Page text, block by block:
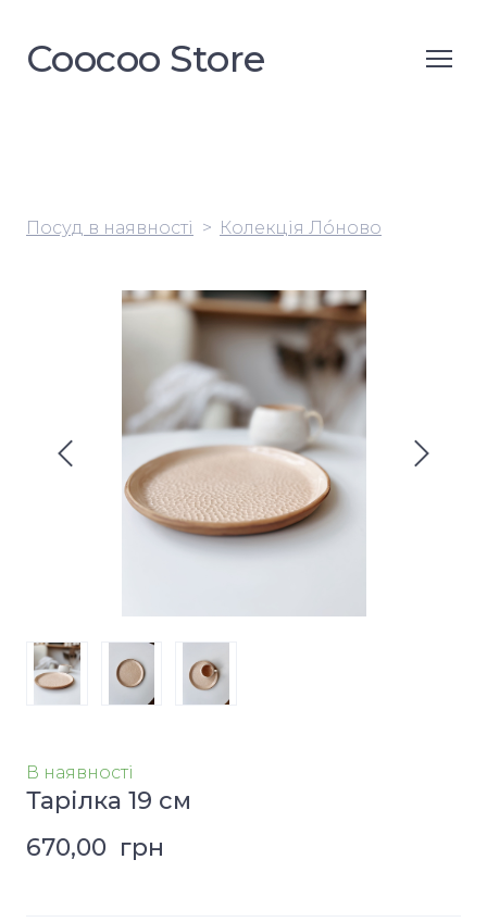
Coocoo Store
Посуд в наявності Колекція Лóново
В наявності
Тарілка 19 см
670,00  грн